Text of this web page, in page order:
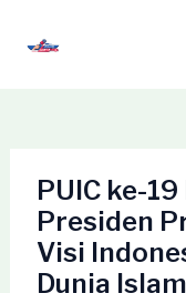
PUIC ke-
Presiden
Visi
Dunia Islam